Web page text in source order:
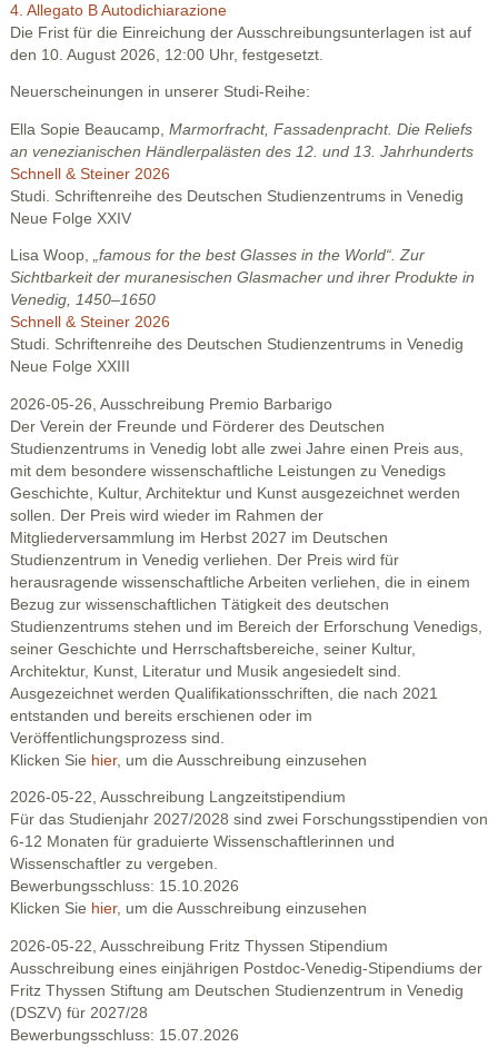
4. Allegato B Autodichiarazione
Die Frist für die Einreichung der Ausschreibungsunterlagen ist auf
den 10. August 2026, 12:00 Uhr, festgesetzt.
Neuerscheinungen in unserer Studi-Reihe:
Ella Sopie Beaucamp, Marmorfracht, Fassadenpracht. Die Reliefs
an venezianischen Händlerpalästen des 12. und 13. Jahrhunderts
Schnell & Steiner 2026
Studi. Schriftenreihe des Deutschen Studienzentrums in Venedig
Neue Folge XXIV
Lisa Woop, „famous for the best Glasses in the World“. Zur
Sichtbarkeit der muranesischen Glasmacher und ihrer Produkte in
Venedig, 1450–1650
Schnell & Steiner 2026
Studi. Schriftenreihe des Deutschen Studienzentrums in Venedig
Neue Folge XXIII
2026-05-26, Ausschreibung Premio Barbarigo
Der Verein der Freunde und Förderer des Deutschen
Studienzentrums in Venedig lobt alle zwei Jahre einen Preis aus,
mit dem besondere wissenschaftliche Leistungen zu Venedigs
Geschichte, Kultur, Architektur und Kunst ausgezeichnet werden
sollen. Der Preis wird wieder im Rahmen der
Mitgliederversammlung im Herbst 2027 im Deutschen
Studienzentrum in Venedig verliehen. Der Preis wird für
herausragende wissenschaftliche Arbeiten verliehen, die in einem
Bezug zur wissenschaftlichen Tätigkeit des deutschen
Studienzentrums stehen und im Bereich der Erforschung Venedigs,
seiner Geschichte und Herrschaftsbereiche, seiner Kultur,
Architektur, Kunst, Literatur und Musik angesiedelt sind.
Ausgezeichnet werden Qualifikationsschriften, die nach 2021
entstanden und bereits erschienen oder im
Veröffentlichungsprozess sind.
Klicken Sie hier, um die Ausschreibung einzusehen
2026-05-22, Ausschreibung Langzeitstipendium
Für das Studienjahr 2027/2028 sind zwei Forschungsstipendien von
6-12 Monaten für graduierte Wissenschaftlerinnen und
Wissenschaftler zu vergeben.
Bewerbungsschluss: 15.10.2026
Klicken Sie hier, um die Ausschreibung einzusehen
2026-05-22, Ausschreibung Fritz Thyssen Stipendium
Ausschreibung eines einjährigen Postdoc-Venedig-Stipendiums der
Fritz Thyssen Stiftung am Deutschen Studienzentrum in Venedig
(DSZV) für 2027/28
Bewerbungsschluss: 15.07.2026